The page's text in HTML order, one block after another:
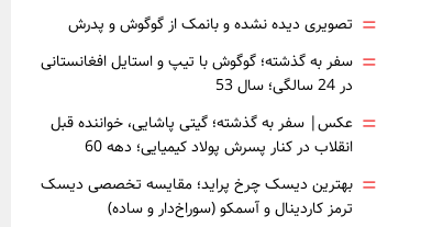
= تصویری دیده نشده و بانمک از گوگوش و پدرش
= سفر به گذشته؛ گوگوش با تیپ و استایل افغانستانی
در 24 سالگی؛ سال 53
= عکس| سفر به گذشته؛ گیتی پاشایی، خواننده قبل
انقلاب در کنار پسرش پولاد کیمیایی؛ دهه 60
= بهترین دیسک چرخ پراید؛ مقایسه تخصصی دیسک
ترمز کاردینال و آسمکو (سوراخ‌دار و ساده)